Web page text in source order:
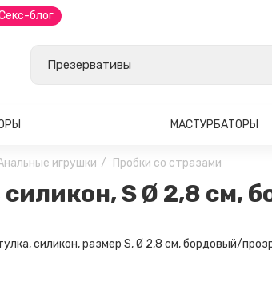
блог
МАСТУРБАТОРЫ
игрушки Пробки со стразами
S Ø 2,8 см,